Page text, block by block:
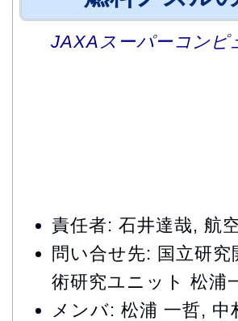
JAXAスーパーコンピ
責任者: 石井達哉, 航
問い合せ先: 国立研
術研究ユニット 松浦
メンバ: 松浦 一哲,